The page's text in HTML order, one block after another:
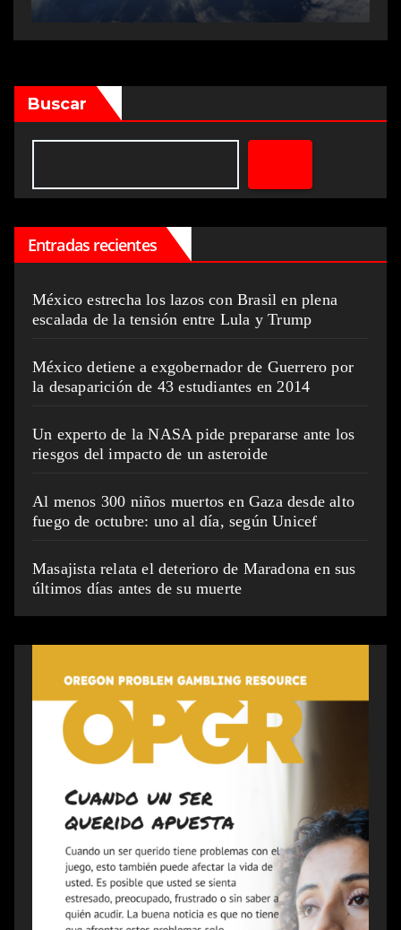
Buscar
Entradas recientes
México estrecha los lazos con Brasil en plena
escalada de la tensión entre Lula y Trump
México detiene a exgobernador de Guerrero por
la desaparición de 43 estudiantes en 2014
Un experto de la NASA pide prepararse ante los
riesgos del impacto de un asteroide
Al menos 300 niños muertos en Gaza desde alto
fuego de octubre: uno al día, según Unicef
Masajista relata el deterioro de Maradona en sus
últimos días antes de su muerte